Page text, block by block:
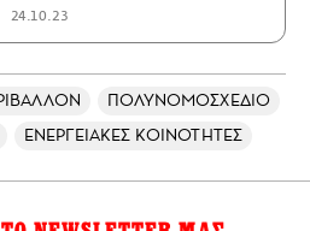
24.10.23
ΠΟΛΥΝΟΜΟΣΧΕΔΙΟ
ΕΝΕΡΓΕΙΑΚΕΣ ΚΟΙΝΟΤΗΤΕΣ